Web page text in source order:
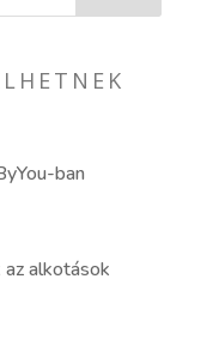
ban
alkotások